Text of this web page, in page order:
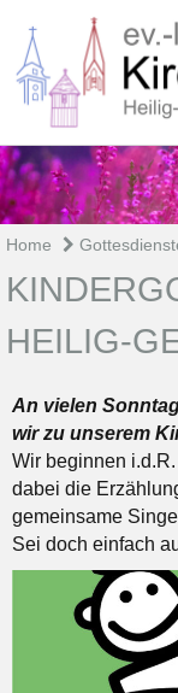
Home
HEILIG-
An vielen
wir zu unserem
Wir beginnen
dabei die
gemeinsame
Sei doch einfach